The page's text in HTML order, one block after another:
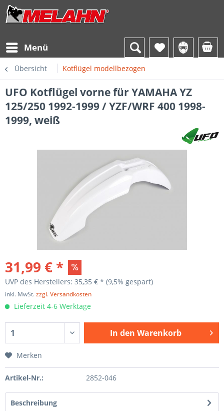
Menü
Übersicht Kotflügel modellbezogen
UFO Kotflügel vorne für YAMAHA YZ
125/250 1992-1999 / YZF/WRF 400 1998-
1999, weiß
31,99 € *
UVP des Herstellers: 35,35 € * (9,5% gespart)
inkl. MwSt.zzgl. Versandkosten
Lieferzeit 4-6 Werktage
In den Warenkorb
Merken
Artikel-Nr.: 2852-046
Beschreibung